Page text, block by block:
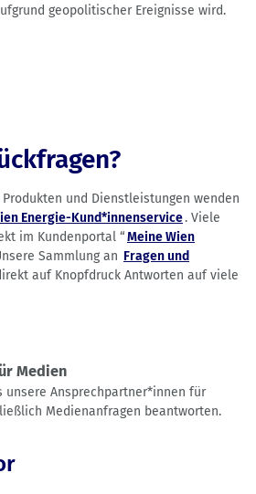
geopolitischer Ereignisse wird.
Produkten und Dienstleistungen wenden
Energie-Kund*innenservice. Viele
im Kundenportal “Meine Wien
Sammlung an Fragen und
auf Knopfdruck Antworten auf viele
Medien
unsere Ansprechpartner*innen für
Medienanfragen beantworten.